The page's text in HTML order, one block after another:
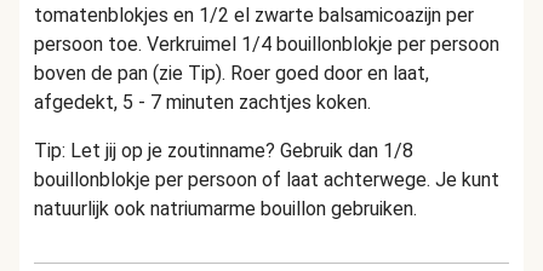
tomatenblokjes en 1/2 el zwarte balsamicoazijn per
persoon toe. Verkruimel 1/4 bouillonblokje per persoon
boven de pan (zie Tip). Roer goed door en laat,
afgedekt, 5 - 7 minuten zachtjes koken.
Tip: Let jij op je zoutinname? Gebruik dan 1/8
bouillonblokje per persoon of laat achterwege. Je kunt
natuurlijk ook natriumarme bouillon gebruiken.